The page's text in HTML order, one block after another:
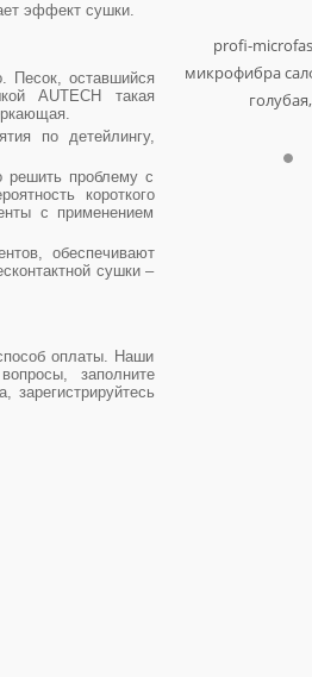
profi-
микрофибра
обдувка 2-х
арт. 666220
обдувка одна-
арт. 666221воск премиум-
для придания
блеска (10 л.)
силоксан
премиум-класса (1 л.)
арт. 465001
салфетка 40*40 см,
комплект 3 шт.
арт. au-241/3
см., 230 г/м²,
2 шт.
арт. 9998186
эффект сушки.
Песок, оставшийся
AUTECH такая
по детейлингу,
проблему с
короткого
с применением
обеспечивают
сушки –
оплаты. Наши
заполните